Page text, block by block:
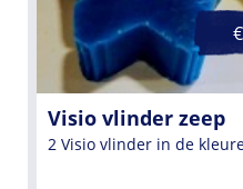
Visio vlinder zeep
2 Visio vlinder in de